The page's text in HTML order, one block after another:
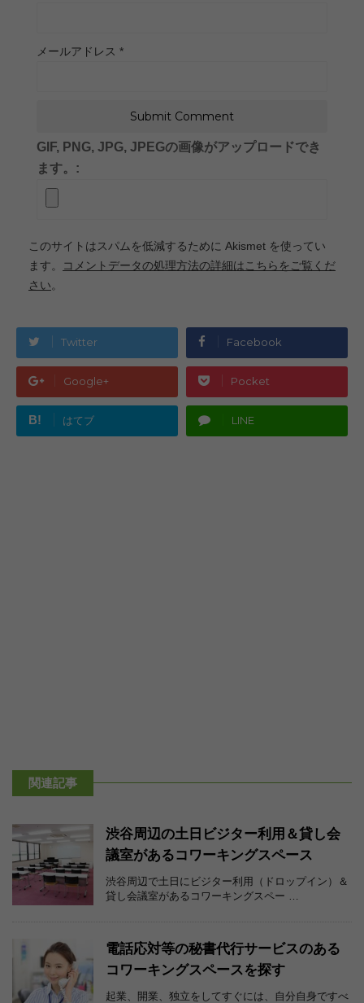
メールアドレス *
GIF, PNG, JPG, JPEGの画像がアップロードでき
ます。:
このサイトはスパムを低減するために Akismet を使ってい
ます。
コメントデータの処理方法の詳細はこちらをご覧くだ
さい。
Twitter Facebook
Google+ Pocket
B! はてブ LINE
関連記事
渋谷周辺の土日ビジター利用＆貸し会
議室があるコワーキングスペース
渋谷周辺で土日にビジター利用（ドロップイン）＆
貸し会議室があるコワーキングスペー …
電話応対等の秘書代行サービスのある
コワーキングスペースを探す
起業、開業、独立をしてすぐには、自分自身ですべ